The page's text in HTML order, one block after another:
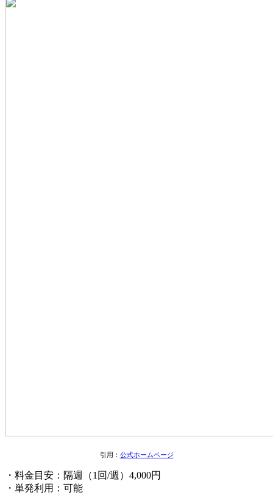
引用： 公式ホームページ
・料金目安：隔週（1回/週）4,000円
・単発利用：可能